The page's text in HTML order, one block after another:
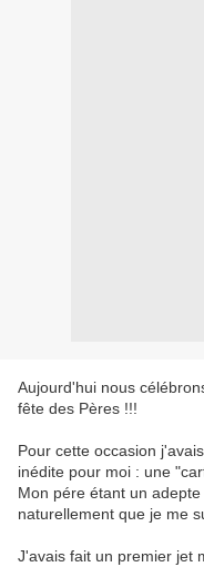
Aujourd'hui nous
fête des Pères !!!
Pour cette occasion
inédite pour moi : une
Mon pére étant un
naturellement que je me
J'avais fait un premier jet